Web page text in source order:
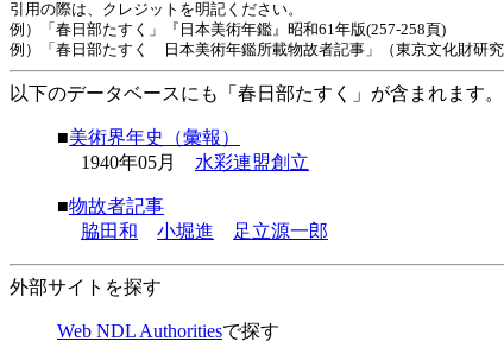
引用の際は、クレジットを明記ください。
例）「春日部たすく」『日本美術年鑑』昭和61年版(257-258頁)
例）「春日部たすく 日本美術年鑑所載物故者記事」（東京文化財研究
以下のデータベースにも「春日部たすく」が含まれます。
■美術界年史（彙報）
1940年05月 水彩連盟創立
■物故者記事
脇田和
小堀進 足立源一郎
外部サイトを探す
Web NDL Authoritiesで探す